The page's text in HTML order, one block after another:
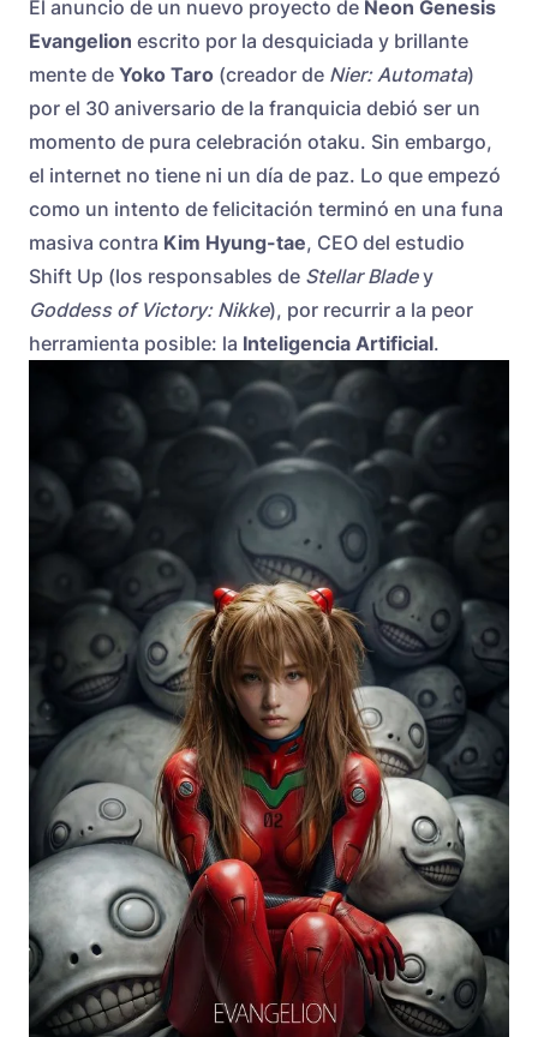
El anuncio de un nuevo proyecto de Neon Genesis
Evangelion escrito por la desquiciada y brillante
mente de Yoko Taro (creador de Nier: Automata)
por el 30 aniversario de la franquicia debió ser un
momento de pura celebración otaku. Sin embargo,
el internet no tiene ni un día de paz. Lo que empezó
como un intento de felicitación terminó en una funa
masiva contra Kim Hyung-tae, CEO del estudio
Shift Up (los responsables de Stellar Bladey
Goddess of Victory: Nikke), por recurrir a la peor
herramienta posible: la Inteligencia Artificial.